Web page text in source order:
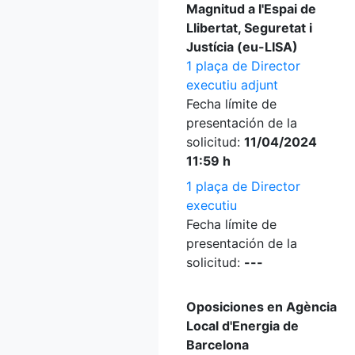
Magnitud a l'Espai de
Llibertat, Seguretat i
Justícia (eu-LISA)
1 plaça de Director
executiu adjunt
Fecha límite de
presentación de la
solicitud: 11/04/2024
11:59 h
1 plaça de Director
executiu
Fecha límite de
presentación de la
solicitud: ---
Oposiciones en Agència
Local d'Energia de
Barcelona